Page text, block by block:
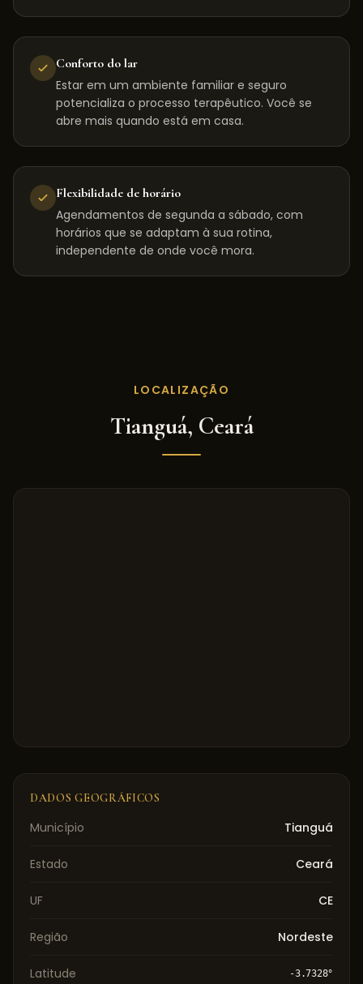
Conforto do lar
Estar em um ambiente familiar e seguro
potencializa o processo terapêutico. Você se
abre mais quando está em casa.
Flexibilidade de horário
Agendamentos de segunda a sábado, com
horários que se adaptam à sua rotina,
independente de onde você mora.
LOCALIZAÇÃO
Tianguá, Ceará
DADOS GEOGRÁFICOS
Município Tianguá
Estado Ceará
UF CE
Região Nordeste
Latitude -3.7328°